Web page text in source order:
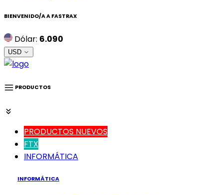
BIENVENIDO/A A FASTRAX
Dólar: 6.090
USD
PRODUCTOS
PRODUCTOS NUEVOS
FTX
INFORMÁTICA
INFORMÁTICA